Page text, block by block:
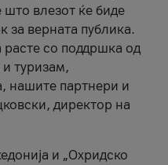
влезот ќе биде
за верната публика.
со поддршка од
и туризам,
нашите партнери и
директор на
и „Охридско